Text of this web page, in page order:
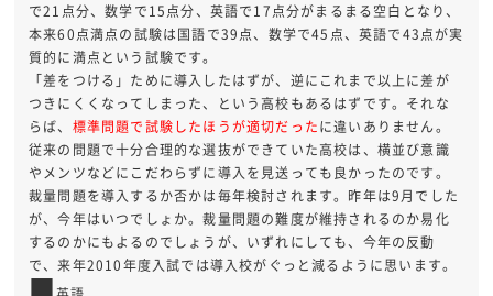
で21点分、数学で15点分、英語で17点分がまるまる空白となり、
本来60点満点の試験は国語で39点、数学で45点、英語で43点が実
質的に満点という試験です。
「差をつける」ために導入したはずが、逆にこれまで以上に差が
つきにくくなってしまった、という高校もあるはずです。それな
らば、 標準問題で試験したほうが適切だったに違いありません。
従来の問題で十分合理的な選抜ができていた高校は、横並び意識
やメンツなどにこだわらずに導入を見送っても良かったのです。
裁量問題を導入するか否かは毎年検討されます。昨年は9月でした
が、今年はいつでしょか。裁量問題の難度が維持されるのか易化
するのかにもよるのでしょうが、いずれにしても、今年の反動
で、来年2010年度入試では導入校がぐっと減るように思います。